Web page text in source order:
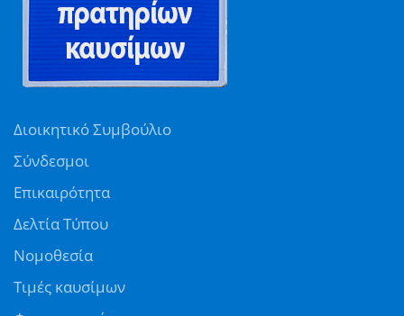
Διοικητικό Συμβούλιο
Σύνδεσμοι
Επικαιρότητα
Δελτία Τύπου
Νομοθεσία
Τιμές καυσίμων